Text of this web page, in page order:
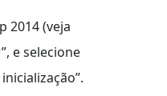
2014 (veja
e selecione